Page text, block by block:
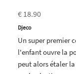
€ 18.90
Djeco
Un super premier
l'enfant ouvre la
peut alors étaler